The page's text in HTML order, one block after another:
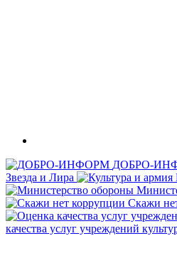
ДОБРО-
Звезда и Лира
Скажи
качества услуг учреждений